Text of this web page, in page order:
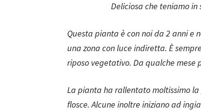
Deliciosa che teniamo in
Questa pianta è con noi da 2 anni e
una zona con luce indiretta. È
riposo vegetativo. Da qualche mese
La pianta ha rallentato moltissimo
flosce. Alcune inoltre iniziano ad